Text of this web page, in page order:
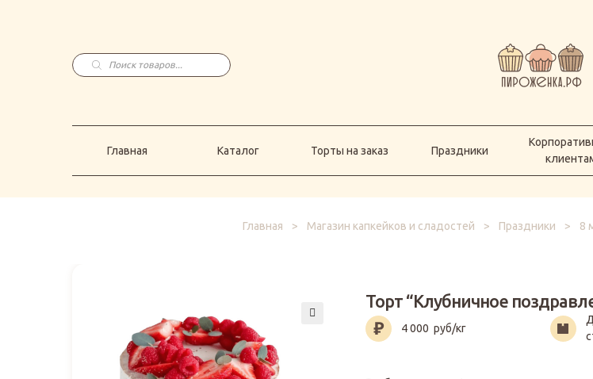
Поиск
товаров
Главная Каталог Торты на заказ Праздники
Главная > Магазин капкейков и сладостей > Праздники > 8
Торт “Клубничное
4 000 руб/кг